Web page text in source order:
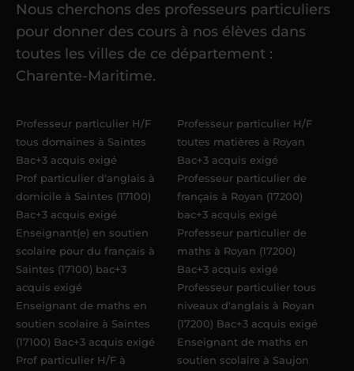
Une fois ma candidature validée,mon
référent me confie mes premiers
élèvesdans un délai de6 jours
maximum. Me voilà enseignant(e)
Nous cherchons des professeurs particuliers
pour donner des cours à nos élèves dans
toutes les villes de ce département :
Charente-Maritime.
Professeur particulier H/F
tous domaines à Saintes
Bac+3 acquis exigé
Prof particulier d'anglais à
domicile à Saintes (17100)
Bac+3 acquis exigé
Enseignant(e) en soutien
scolaire pour du français à
Saintes (17100) bac+3
acquis exigé
Enseignant de maths en
soutien scolaire à Saintes
(17100) Bac+3 acquis exigé
Prof particulier H/F à
Professeur particulier H/F
toutes matières à Royan
Bac+3 acquis exigé
Professeur particulier de
français à Royan (17200)
bac+3 acquis exigé
Professeur particulier de
maths à Royan (17200)
Bac+3 acquis exigé
Professeur particulier tous
niveaux d'anglais à Royan
(17200) Bac+3 acquis exigé
Enseignant de maths en
soutien scolaire à Saujon